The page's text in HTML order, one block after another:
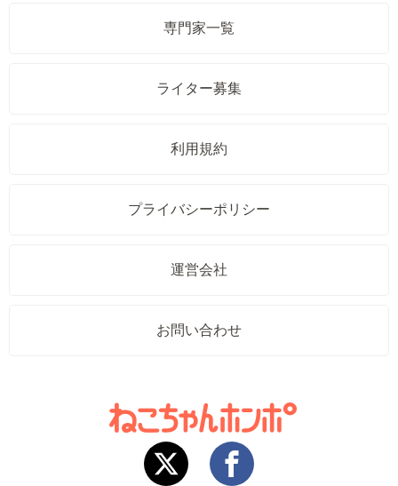
専門家一覧
ライター募集
利用規約
プライバシーポリシー
運営会社
お問い合わせ